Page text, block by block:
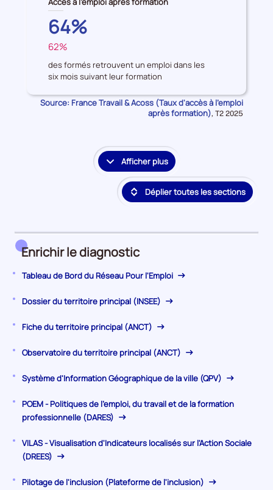
données
sur
les
Accès
à
l'emploi
formation
BRETAGNE
64%
FRANCE
62%
des formés retrouvent un emploi dans les
six mois suivant leur formation
Source: France Travail & Acoss (Taux d'accès à l'emploi
après formation), Données
T2 2025
Afficher plus
le
détail
des
accès
à
l'emploi
Déplier toutes les sections
Enrichir le diagnostic
Tableau de Bord du Réseau Pour l'Emploi
Dossier du territoire principal (INSEE)
Fiche du territoire principal (ANCT)
Observatoire du territoire principal (ANCT)
Système d'Information Géographique de la ville (QPV)
POEM - Politiques de l'emploi, du travail et de la formation
professionnelle (DARES)
VILAS - Visualisation d'Indicateurs localisés sur l'Action Sociale
(DREES)
Pilotage de l'inclusion (Plateforme de l'inclusion)